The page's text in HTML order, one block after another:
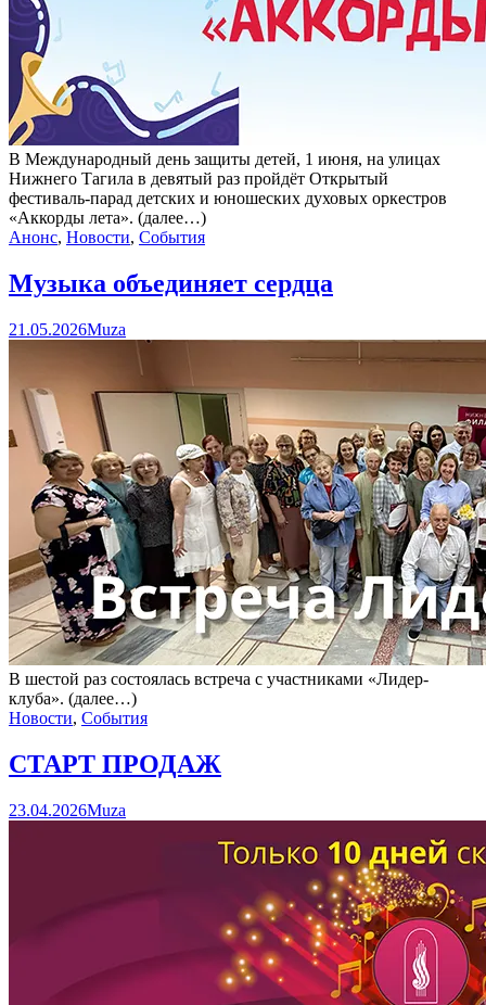
В Международный день защиты детей, 1 июня, на улицах
Нижнего Тагила в девятый раз пройдёт Открытый
фестиваль‑парад детских и юношеских духовых оркестров
«Аккорды лета». (далее…)
Анонс, Новости, События
Музыка объединяет сердца
21.05.2026Muza
В шестой раз состоялась встреча с участниками «Лидер-
клуба». (далее…)
Новости, События
СТАРТ ПРОДАЖ
23.04.2026Muza